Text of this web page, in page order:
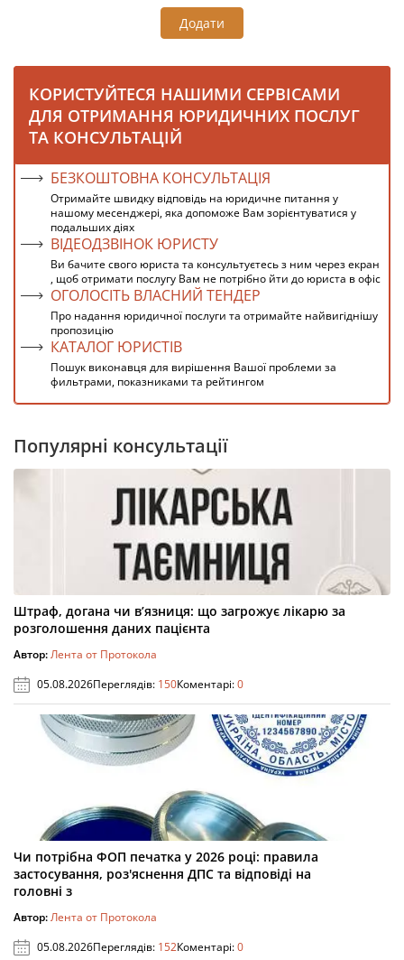
Додати
КОРИСТУЙТЕСЯ НАШИМИ СЕРВІСАМИ
ДЛЯ ОТРИМАННЯ ЮРИДИЧНИХ ПОСЛУГ
ТА КОНСУЛЬТАЦІЙ
БЕЗКОШТОВНА КОНСУЛЬТАЦІЯ
Отримайте швидку відповідь на юридичне питання у
нашому месенджері, яка допоможе Вам зорієнтуватися у
подальших діях
ВІДЕОДЗВІНОК ЮРИСТУ
Ви бачите свого юриста та консультуєтесь з ним через екран
, щоб отримати послугу Вам не потрібно йти до юриста в офіс
ОГОЛОСІТЬ ВЛАСНИЙ ТЕНДЕР
Про надання юридичної послуги та отримайте найвигіднішу
пропозицію
КАТАЛОГ ЮРИСТІВ
Пошук виконавця для вирішення Вашої проблеми за
фильтрами, показниками та рейтингом
Популярні консультації
Штраф, догана чи в’язниця: що загрожує лікарю за
розголошення даних пацієнта
Автор:Лента от Протокола
05.08.2026Переглядів: 150Коментарі:0
Чи потрібна ФОП печатка у 2026 році: правила
застосування, роз'яснення ДПС та відповіді на
головні з
Автор:Лента от Протокола
05.08.2026Переглядів: 152Коментарі:0